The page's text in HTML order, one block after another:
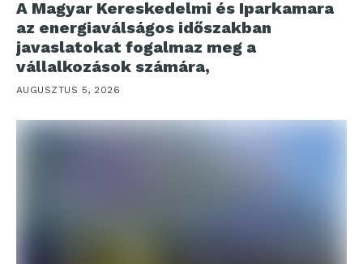
A Magyar Kereskedelmi és Iparkamara
az energiaválságos időszakban
javaslatokat fogalmaz meg a
vállalkozások számára,
AUGUSZTUS 5, 2026